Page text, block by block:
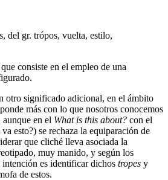
del gr. trópos, vuelta, estilo,
consiste en el empleo de una
otro significado adicional, en el ámbito
más con lo que nosotros conocemos
en el What is this about? con el
esto?) se rechaza la equiparación de
que cliché lleva asociada la
muy manido, y según los
intención es identificar dichos tropes y
de estos.